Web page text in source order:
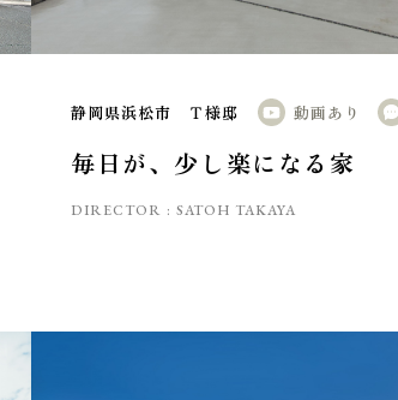
静岡県浜松市 Ｔ様邸 動画あり
毎日が、少し楽になる家
DIRECTOR : SATOH TAKAYA